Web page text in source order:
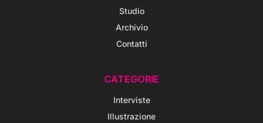
Studio
Archivio
Contatti
CATEGORIE
Interviste
Illustrazione